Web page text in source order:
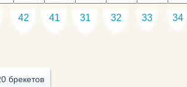
42 41 31 32 33 34
брекетов